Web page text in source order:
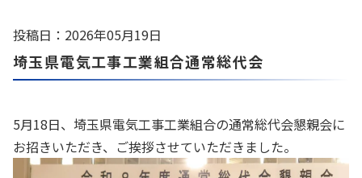
投稿日：2026年05月19日
埼玉県電気工事工業組合通常総代会
5月18日、埼玉県電気工事工業組合の通常総代会懇親会に
お招きいただき、ご挨拶させていただきました。